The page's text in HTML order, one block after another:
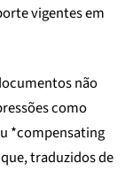
vigentes em
não
como
*compensating
traduzidos de